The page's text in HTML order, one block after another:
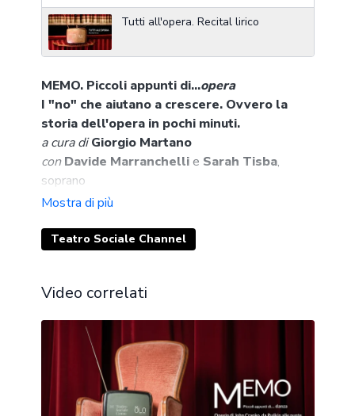
Tutti all'opera. Recital lirico
MEMO. Piccoli appunti di…opera
I "no" che aiutano a crescere. Ovvero la
storia dell'opera in pochi minuti.
a cura di Giorgio Martano
con Davide Marranchellie Sarah Tisba,
soprano
Quando è nata l'opera? A che serve la buca
direttore? Davide Marranchelli colleziona una
Teatro Sociale Channel
Video correlati